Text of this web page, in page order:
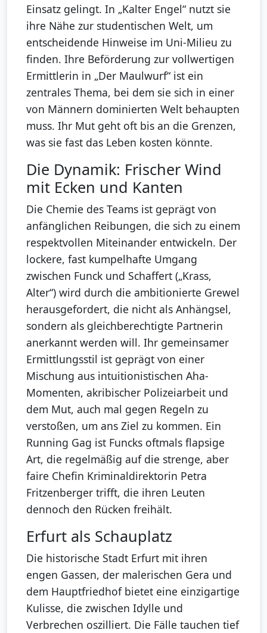
Einsatz gelingt. In „Kalter Engel“ nutzt sie
ihre Nähe zur studentischen Welt, um
entscheidende Hinweise im Uni-Milieu zu
finden. Ihre Beförderung zur vollwertigen
Ermittlerin in „Der Maulwurf“ ist ein
zentrales Thema, bei dem sie sich in einer
von Männern dominierten Welt behaupten
muss. Ihr Mut geht oft bis an die Grenzen,
was sie fast das Leben kosten könnte.
Die Dynamik: Frischer Wind
mit Ecken und Kanten
Die Chemie des Teams ist geprägt von
anfänglichen Reibungen, die sich zu einem
respektvollen Miteinander entwickeln. Der
lockere, fast kumpelhafte Umgang
zwischen Funck und Schaffert („Krass,
Alter“) wird durch die ambitionierte Grewel
herausgefordert, die nicht als Anhängsel,
sondern als gleichberechtigte Partnerin
anerkannt werden will. Ihr gemeinsamer
Ermittlungsstil ist geprägt von einer
Mischung aus intuitionistischen Aha-
Momenten, akribischer Polizeiarbeit und
dem Mut, auch mal gegen Regeln zu
verstoßen, um ans Ziel zu kommen. Ein
Running Gag ist Funcks oftmals flapsige
Art, die regelmäßig auf die strenge, aber
faire Chefin Kriminaldirektorin Petra
Fritzenberger trifft, die ihren Leuten
dennoch den Rücken freihält.
Erfurt als Schauplatz
Die historische Stadt Erfurt mit ihren
engen Gassen, der malerischen Gera und
dem Hauptfriedhof bietet eine einzigartige
Kulisse, die zwischen Idylle und
Verbrechen oszilliert. Die Fälle tauchen tief